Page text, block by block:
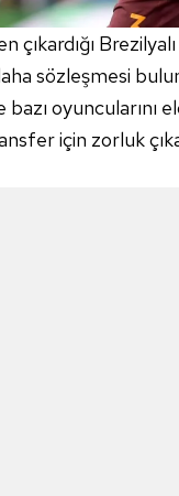
çıkardığı Brezilyalı
sözleşmesi
oyuncularını
için zorluk